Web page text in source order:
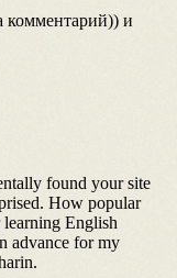
комментарий)) и
found your site
How popular
English
advance for my